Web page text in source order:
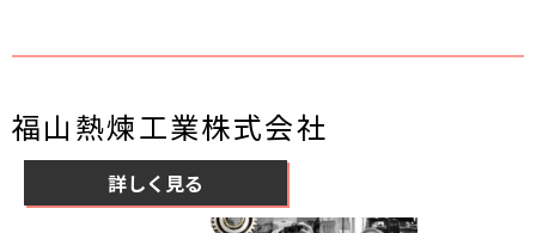
福山熱煉工業株式会社
詳しく見る